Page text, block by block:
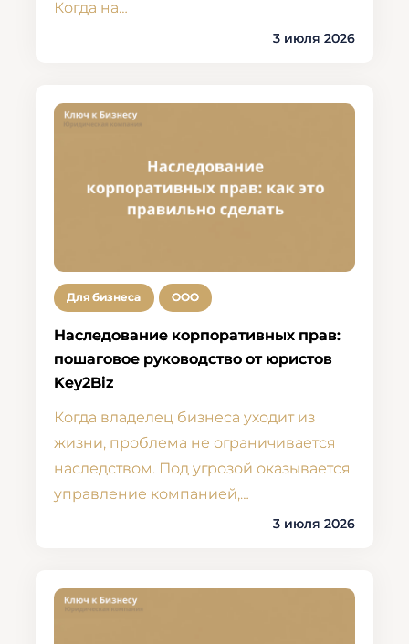
Когда на…
3 июля 2026
Для бизнеса ООО
Наследование корпоративных прав:
пошаговое руководство от юристов
Key2Biz
Когда владелец бизнеса уходит из
жизни, проблема не ограничивается
наследством. Под угрозой оказывается
управление компанией,…
3 июля 2026